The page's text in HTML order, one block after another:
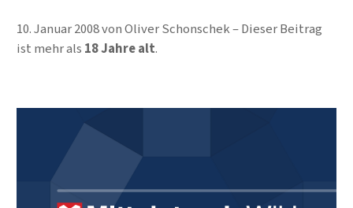
10. Januar 2008vonOliver Schonschek
Dieser Beitrag
ist mehr als 18 Jahre alt.